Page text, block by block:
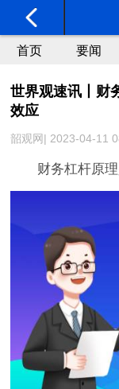
首页 要闻
世界观速讯丨财
效应
韶观网| 2023-04-11
财务杠杆原